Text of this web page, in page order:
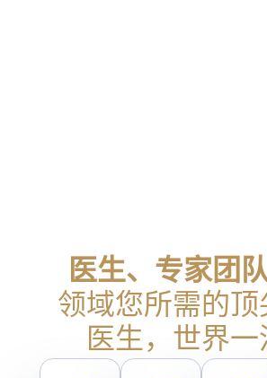
医生、专家团
领域您所需的
医生，世界一